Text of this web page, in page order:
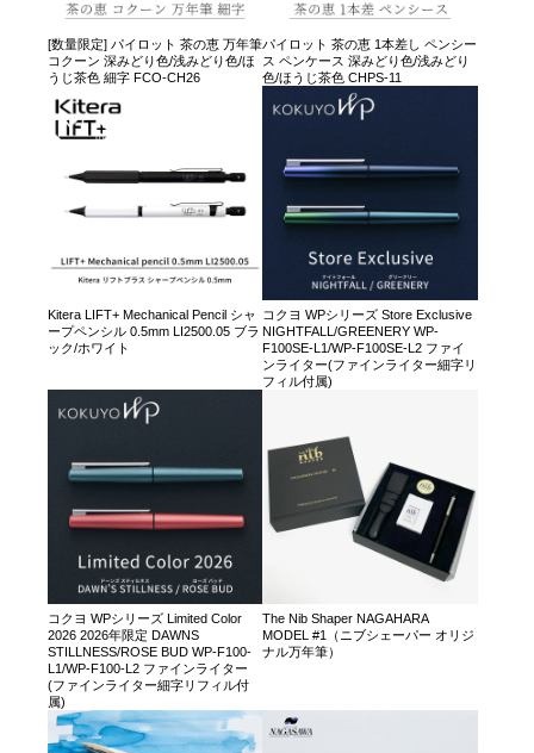
[数量限定] パイロット 茶の恵 万年筆
コクーン 深みどり色/浅みどり色/ほ
うじ茶色 細字 FCO-CH26
パイロット 茶の恵 1本差し ペンシー
ス ペンケース 深みどり色/浅みどり
色/ほうじ茶色 CHPS-11
Kitera LIFT+ Mechanical Pencil シャ
ープペンシル 0.5mm LI2500.05 ブラ
ック/ホワイト
コクヨ WPシリーズ Store Exclusive
NIGHTFALL/GREENERY WP-
F100SE-L1/WP-F100SE-L2 ファイ
ンライター(ファインライター細字リ
フィル付属)
コクヨ WPシリーズ Limited Color
2026 2026年限定 DAWNS
STILLNESS/ROSE BUD WP-F100-
L1/WP-F100-L2 ファインライター
(ファインライター細字リフィル付
属)
The Nib Shaper NAGAHARA
MODEL #1（ニブシェーパー オリジ
ナル万年筆）